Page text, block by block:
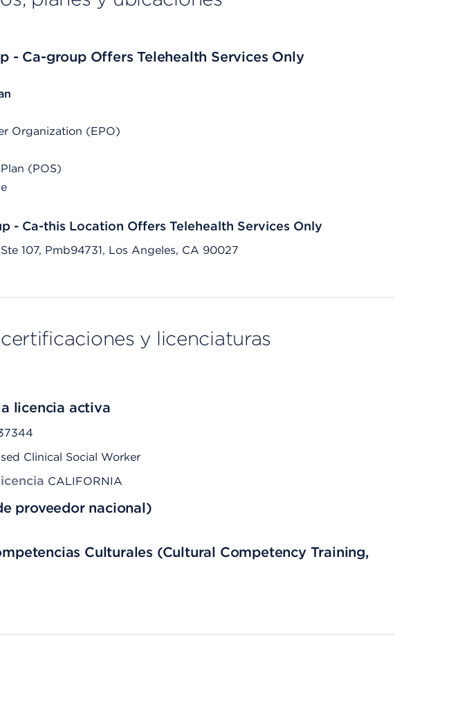
- Ca-group Offers Telehealth Services Only
aceptan
Organization (EPO)
(POS)
- Ca-this Location Offers Telehealth Services Only
107, Pmb94731, Los Angeles, CA 90027
y licenciaturas
licencia activa
Clinical Social Worker
CALIFORNIA
proveedor nacional)
Culturales (Cultural Competency Training,